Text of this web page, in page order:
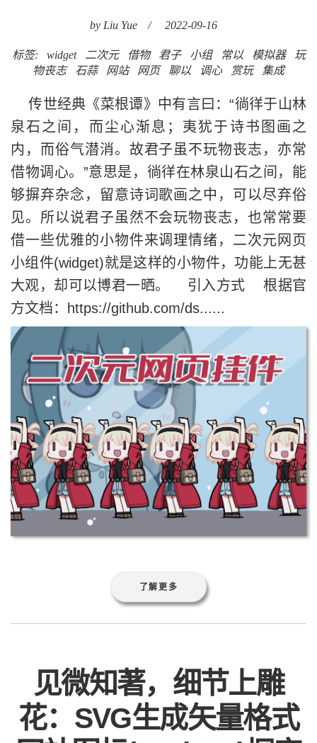
by Liu Yue / 2022-09-16
标签: widget 二次元 借物 君子 小组 常以 模拟器
玩
物丧志
石蒜 网站 网页 聊以 调心 赏玩 集成
传世经典《菜根谭》中有言曰：“徜徉于山林
泉石之间，而尘心渐息；夷犹于诗书图画之
内，而俗气潜消。故君子虽不玩物丧志，亦常
借物调心。”意思是，徜徉在林泉山石之间，能
够摒弃杂念，留意诗词歌画之中，可以尽弃俗
见。所以说君子虽然不会玩物丧志，也常常要
借一些优雅的小物件来调理情绪，二次元网页
小组件(widget)就是这样的小物件，功能上无甚
大观，却可以博君一晒。 引入方式 根据官
方文档：https://github.com/ds......
了解更多
见微知著，细节上雕
花：SVG生成矢量格式